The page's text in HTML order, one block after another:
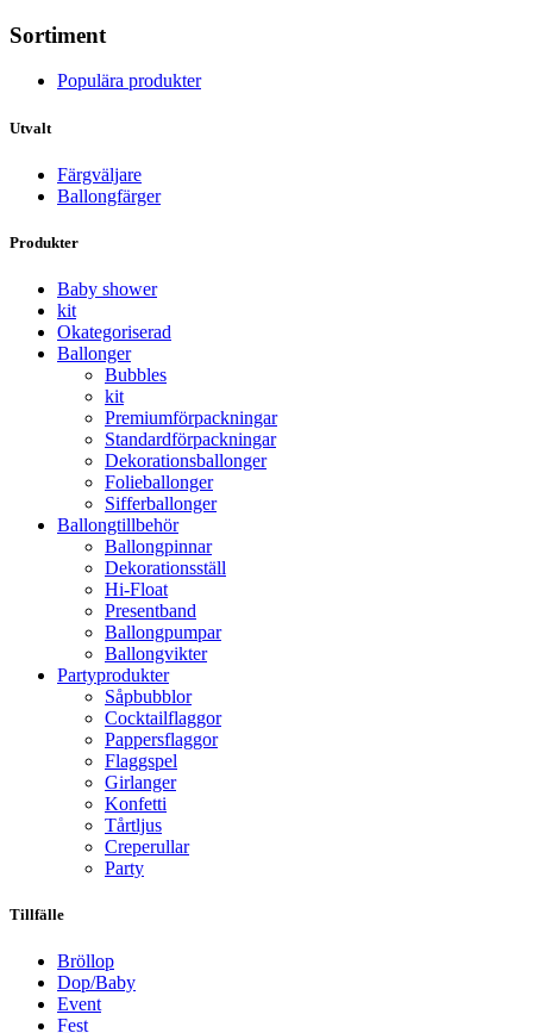
Sortiment
Populära produkter
Utvalt
Färgväljare
Ballongfärger
Produkter
Baby shower
kit
Okategoriserad
Ballonger
Bubbles
kit
Premium­förpackningar
Standard­­förpackningar
Dekorations­ballonger
Folie­­­ballonger
Siffer­­ballonger
Ballong­tillbehör
Ballongpinnar
Dekorationsställ
Hi-Float
Presentband
Ballongpumpar
Ballong­vikter
Party­­produkter
Såpbubblor
Cocktail­flaggor
Pappers­flaggor
Flaggspel
Girlanger
Konfetti
Tårtljus
Creperullar
Party
Tillfälle
Bröllop
Dop/Baby
Event
Fest